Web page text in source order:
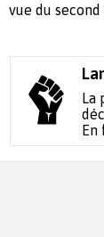
vue du second
La
En